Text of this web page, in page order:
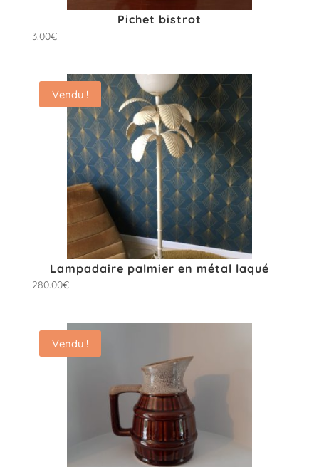
Pichet bistrot
3.00€
Lampadaire palmier en métal laqué
280.00€
Vendu !
Vendu !